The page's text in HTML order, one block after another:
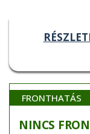
FRONTHATÁS
NINCS